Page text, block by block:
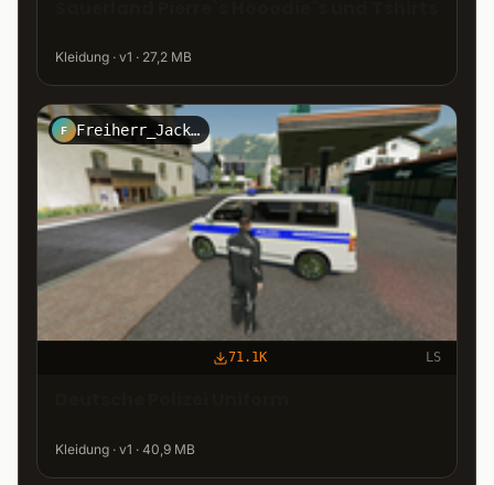
Kleidung · v1 · 27,2 MB
F Freiherr_Jack_Kirtz_Design
71.1K LS
Kleidung · v1 · 40,9 MB